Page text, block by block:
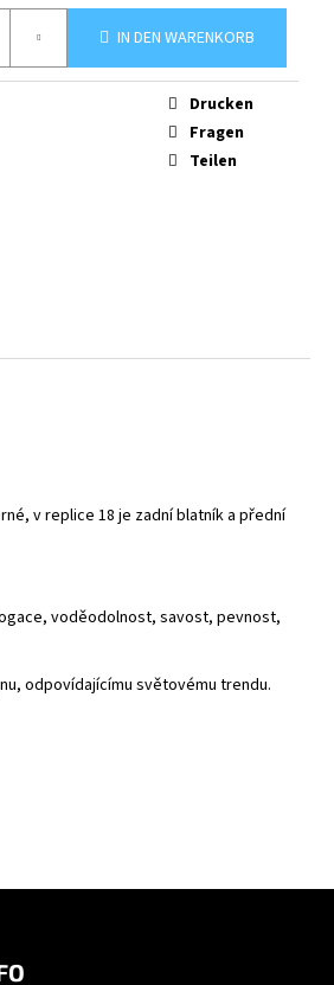
IN DEN WARENKORB
Drucken
Fragen
Teilen
v replice 18 je zadní blatník a přední
voděodolnost, savost, pevnost,
odpovídajícímu světovému trendu.